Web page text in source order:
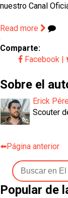
nuestro Canal
Read more
Comparte:
Facebook |
Sobre el
Erick
Scouter
⬅️Página anterior
Popular de